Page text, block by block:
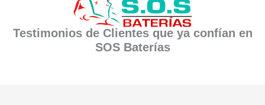
Testimonios de Clientes que ya confían en
SOS Baterías